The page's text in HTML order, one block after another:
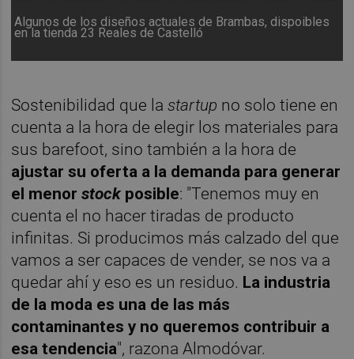
Algunos de los diseños actuales de Brambas, dispoibles
en la tienda 23 Reales de Castelló
Sostenibilidad que lastartup no solo tiene en
cuenta a la hora de elegir los materiales para
sus barefoot, sino también a la hora de
ajustar su oferta a la demanda para generar
el menorstock posible: "Tenemos muy en
cuenta el no hacer tiradas de producto
infinitas. Si producimos más calzado del que
vamos a ser capaces de vender, se nos va a
quedar ahí y eso es un residuo. La industria
de la moda es una de las más
contaminantes y no queremos contribuir a
esa tendencia", razona Almodóvar.